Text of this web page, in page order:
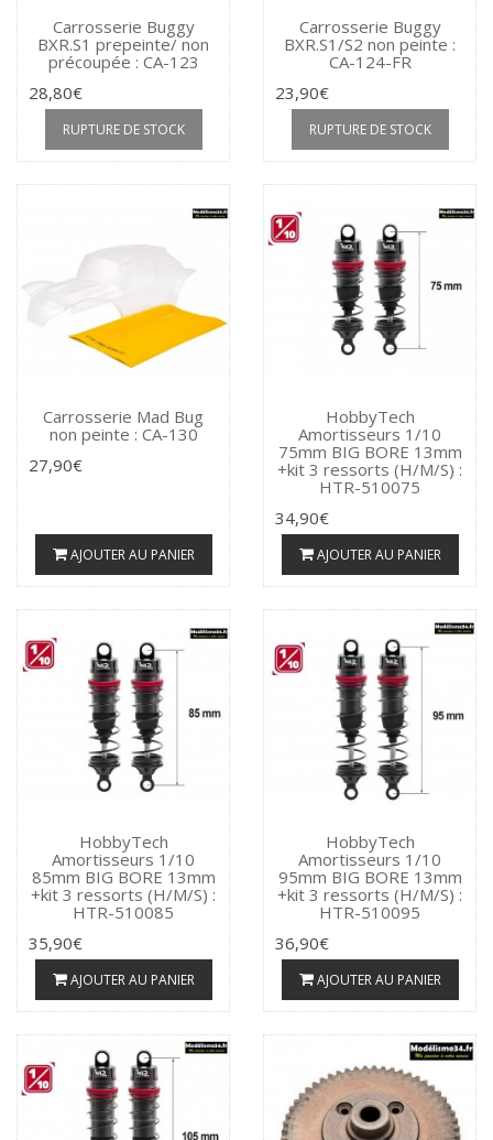
Carrosserie Buggy
BXR.S1 prepeinte/ non
précoupée : CA-123
28,80€
RUPTURE DE STOCK
Carrosserie Buggy
BXR.S1/S2 non peinte :
CA-124-FR
23,90€
RUPTURE DE STOCK
Carrosserie Mad Bug
non peinte : CA-130
27,90€
AJOUTER AU PANIER
HobbyTech
Amortisseurs 1/10
75mm BIG BORE 13mm
+kit 3 ressorts (H/M/S) :
HTR-510075
34,90€
AJOUTER AU PANIER
HobbyTech
Amortisseurs 1/10
85mm BIG BORE 13mm
+kit 3 ressorts (H/M/S) :
HTR-510085
35,90€
AJOUTER AU PANIER
HobbyTech
Amortisseurs 1/10
95mm BIG BORE 13mm
+kit 3 ressorts (H/M/S) :
HTR-510095
36,90€
AJOUTER AU PANIER